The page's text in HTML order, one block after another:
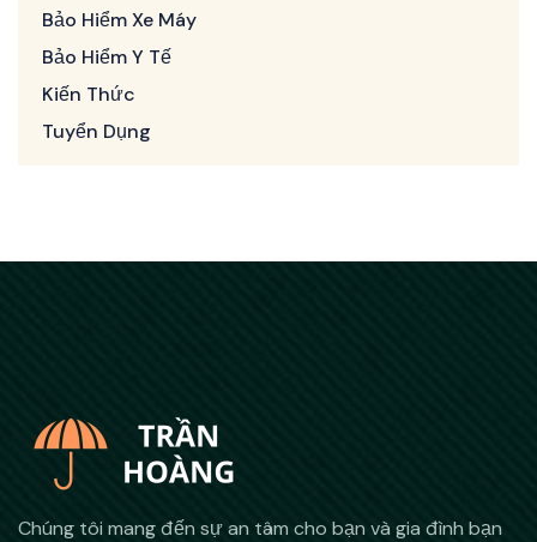
Bảo Hiểm Xe Máy
Bảo Hiểm Y Tế
Kiến Thức
Tuyển Dụng
Chúng tôi mang đến sự an tâm cho bạn và gia đình bạn